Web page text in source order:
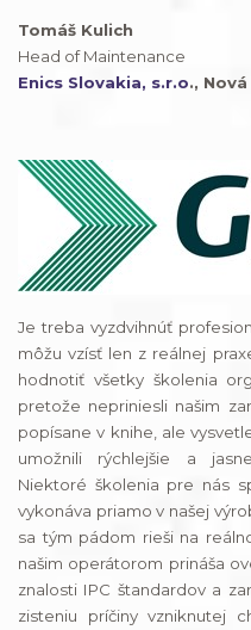
Tomáš Kulich
Head of Maintenance
Enics Slovakia, s.r.o.,
Je treba vyzdvihnúť
môžu vzísť len z reálnej
hodnotiť všetky školenia
pretože nepriniesli našim
popísane v knihe, ale
umožnili rýchlejšie a
Niektoré školenia pre nás
vykonáva priamo v našej
sa tým pádom rieši na
našim operátorom prináša
znalosti IPC štandardov a
zisteniu príčiny vzniknutej